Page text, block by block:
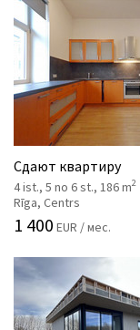
Сдают квартиру
4 ist., 5 no 6 st., 186 m2
Rīga, Centrs
1 400 EUR / мес.